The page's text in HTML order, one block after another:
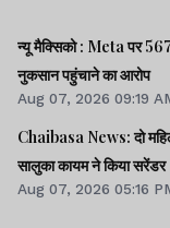
न्यू मैक्सिको : Meta पर 567
नुकसान पहुंचाने का आरोप
Aug 07, 2026 09:19
Chaibasa News: दो
सालुका कायम ने किया सरेंडर
Aug 07, 2026 05:16